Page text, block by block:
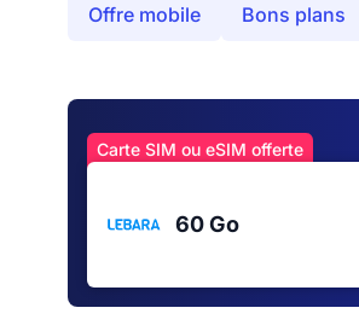
Offre mobile Bons plans
Carte SIM ou eSIM offerte
60 Go